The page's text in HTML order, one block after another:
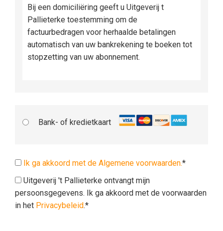
Bij een domiciliëring geeft u Uitgeverij t
Pallieterke toestemming om de
factuurbedragen voor herhaalde betalingen
automatisch van uw bankrekening te boeken tot
stopzetting van uw abonnement.
Bank- of kredietkaart
Ik ga akkoord met de Algemene voorwaarden.*
Uitgeverij 't Pallieterke ontvangt mijn
persoonsgegevens. Ik ga akkoord met de voorwaarden
in het Privacybeleid.*